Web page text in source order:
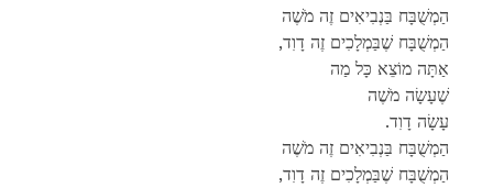
הַמְשֻׁבָּח בַּנְבִיאִים זֶה מֹשֶׁה
,הַמְשֻׁבָּח שֶׁבַּמְלָכִים זֶה דָוִד
אַתָּה מוֹצֵא כָּל מַה
שֶׁעָשָׂה מֹשֶׁה
.עָשָׂה דָוִד
הַמְשֻׁבָּח בַּנְבִיאִים זֶה מֹשֶׁה
,הַמְשֻׁבָּח שֶׁבַּמְלָכִים זֶה דָוִד